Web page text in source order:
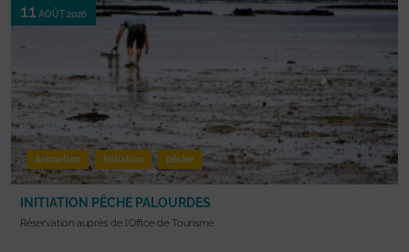
11 AOÛT 2026
Animation Initiation pêche
INITIATION PÊCHE PALOURDES
Réservation auprès de l’Office de Tourisme.